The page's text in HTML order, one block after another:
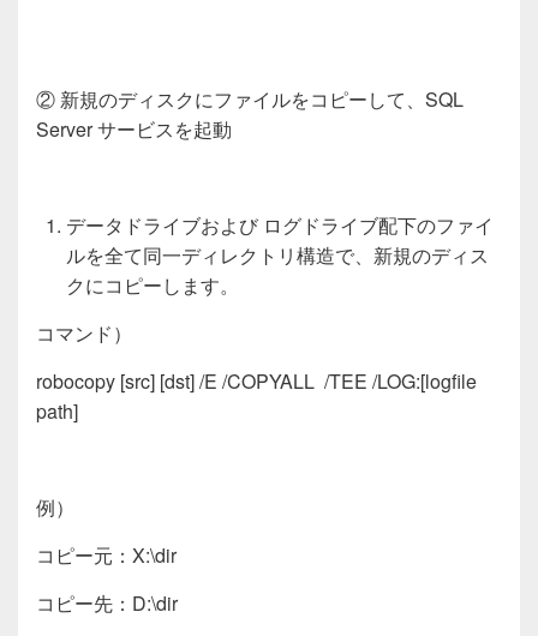
② 新規のディスクにファイルをコピーして、SQL
Server サービスを起動
データドライブおよび ログドライブ配下のファイ
ルを全て同一ディレクトリ構造で、新規のディス
クにコピーします。
コマンド）
robocopy [src] [dst] /E /COPYALL /TEE /LOG:[logfile
path]
例）
コピー元：X:\dir
コピー先：D:\dir